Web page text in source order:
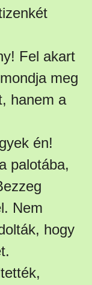
Fel akart
meg
hanem a
én!
palotába,
Nem
hogy